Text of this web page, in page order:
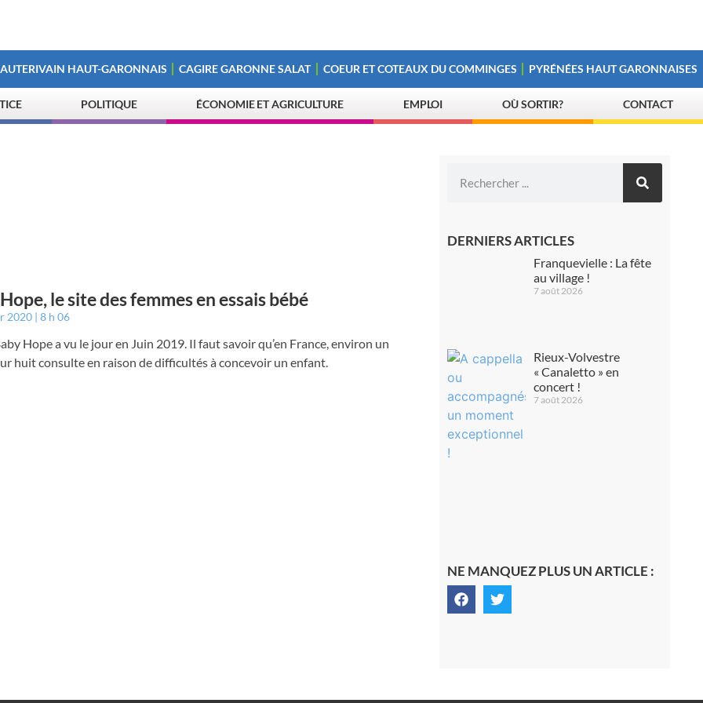
HAUT-GARONNAIS CAGIRE GARONNE SALAT COEUR ET COTEAUX DU COMMINGES PYRÉNÉES HAUT GARONNAISES
POLITIQUE ÉCONOMIE ET AGRICULTURE EMPLOI OÙ SORTIR? CONTACT
le site des femmes en essais bébé
2020 8 h 06
Hope a vu le jour en Juin 2019. Il faut savoir qu’en France, environ un
huit consulte en raison de difficultés à concevoir un enfant.
DERNIERS ARTICLES
Franquevielle : La fête
au village !
7 août 2026
Rieux-Volvestre
« Canaletto » en
concert !
7 août 2026
NE MANQUEZ PLUS UN ARTICLE :